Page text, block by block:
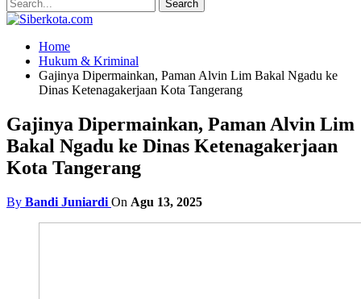
Home
Hukum & Kriminal
Gajinya Dipermainkan, Paman Alvin Lim Bakal Ngadu ke
Dinas Ketenagakerjaan Kota Tangerang
Gajinya Dipermainkan, Paman Alvin Lim
Bakal Ngadu ke Dinas Ketenagakerjaan
Kota Tangerang
By Bandi Juniardi On Agu 13, 2025